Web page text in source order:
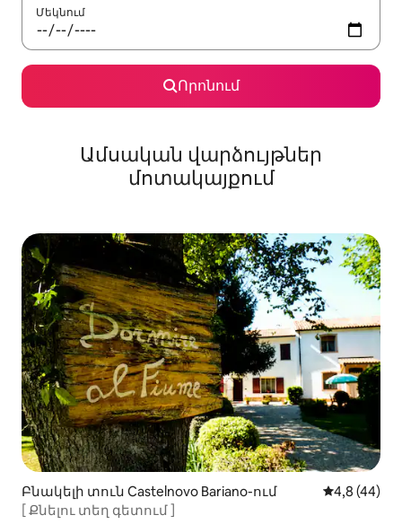
Մեկնում
Որոնում
Ամսական վարձույթներ
մոտակայքում
Բնակելի տուն Castelnovo Bariano-ում Միջին
4,8 (44)
[ Քնելու տեղ գետում ]